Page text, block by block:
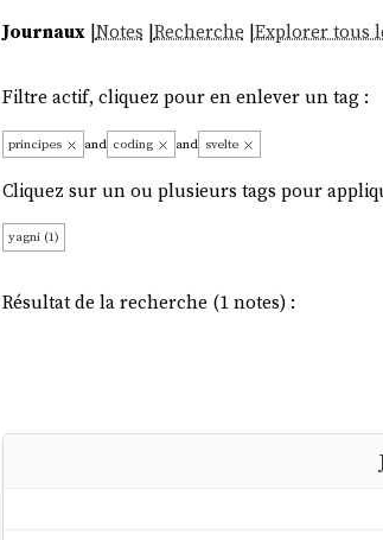
Journaux|Notes |Recherche |Explorer tous
Filtre actif, cliquez pour en enlever un tag :
principes and coding and svelte
Cliquez sur un ou plusieurs tags pour
yagni (1)
Résultat de la recherche (1 notes) :